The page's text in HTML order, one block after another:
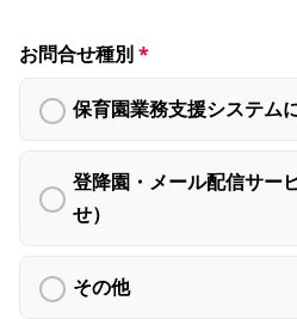
お問合せ種別
保育園業務支援システム
登降園・メール配信サー
せ）
その他